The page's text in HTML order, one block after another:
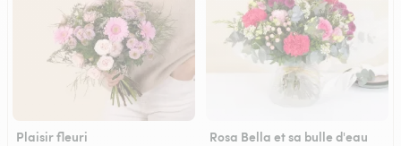
Plaisir fleuri Rosa Bella et sa bulle d'eau